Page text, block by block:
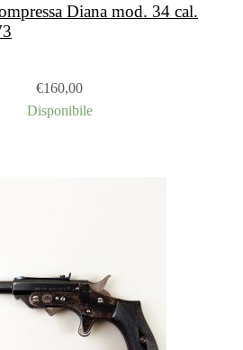
Diana mod. 34 cal.
€160,00
Disponibile